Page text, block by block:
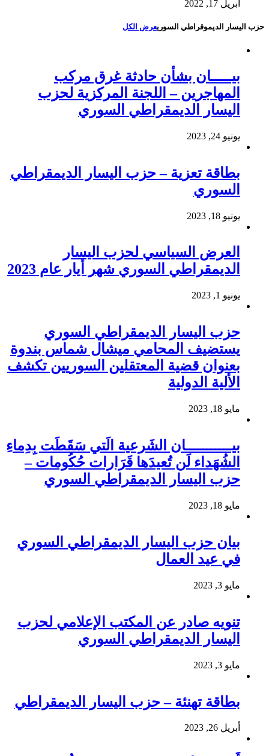
أبريل 17, 2022
حزب اليسار الديموقراطي السوريعرض الكل
بيـــــان بشأن حادثة غرق مركب
المهاجرين – اللجنة المركزية لحزب
اليسار الديمقراطي السوري
يونيو 24, 2023
بطاقة تعزية – حزب اليسار الديمقراطي
السوري
يونيو 18, 2023
العرض السياسي لحزب اليسار
الديمقراطي السوري شهر أيار عام 2023
يونيو 1, 2023
حزب اليسار الديمقراطي السوري
يستضيف المحامي ميشال شماس بندوة
بعنوان قضية المعتقلين السوريين تكشف
الألية الدولية
مايو 18, 2023
بيـــــــــــان الشَرعية الَتي سَقَطَت بِدِماءِ
الشُهَداء لَن تُعيدَها قَرَارات حُكُومات –
حزب اليسار الديمقراطي السوري
مايو 18, 2023
بيان حزب اليسار الديمقراطي السوري
في عيد العمال
مايو 3, 2023
تنويه صادر عن المكتب الإعلامي لحزب
اليسار الديمقراطي السوري
مايو 3, 2023
بطاقة تهنئة – حزب اليسار الديمقراطي
أبريل 26, 2023